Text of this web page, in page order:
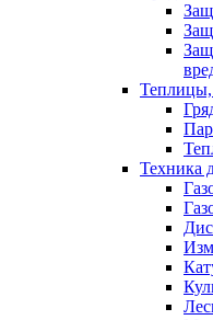
Техника